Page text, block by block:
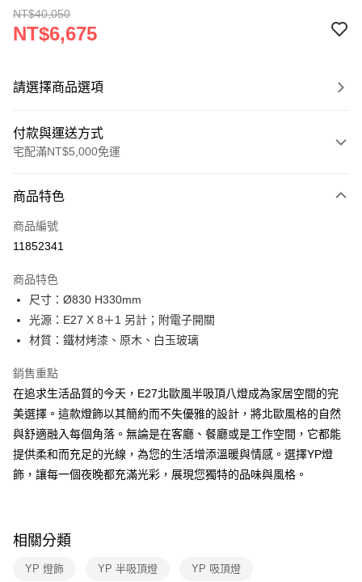
NT$40,050
NT$6,675
請選擇商品選項
付款與運送方式
宅配滿NT$5,000免運
信用卡一次付款
LINE Pay
街口支付
悠遊付
全盈+PAY
AFTEE先享後付
相關說明
【關於「AFTEE先享後付」】
AFTEE先享後付是「在收到商品之後才付款」的支付方式。 讓您購物簡單
便利好安心！
１．於結帳方式選擇「AFTEE先享後付」後，將跳轉至「AFTEE先享後付」
新竹貨運宅配
商品特色
商品編號
11852341
商品特色
尺寸：Ø830 H330mm
光源：E27 X 8＋1 另計；附電子開關
材質：鐵材烤漆、原木、白玉玻璃
銷售重點
在追求生活品質的今天，E27北歐風半吸頂八燈成為家居空間的完
美選擇。這款燈飾以其簡約而不失優雅的設計，將北歐風格的自然
與舒適融入每個角落。無論是在客廳、餐廳或是工作空間，它都能
提供柔和而充足的光線，為您的生活增添溫暖與情感。選擇YP燈
飾，讓每一個夜晚都充滿光彩，展現您獨特的品味與風格。
相關分類
YP 燈飾 YP 半吸頂燈 YP 吸頂燈